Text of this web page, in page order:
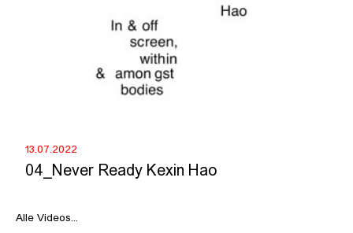
13.07.2022
04_Never Ready Kexin Hao
Alle Videos...